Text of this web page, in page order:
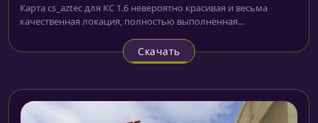
Карта cs_aztec для КС 1.6 невероятно красивая и весьма
качественная локация, полностью выполненная...
Скачать